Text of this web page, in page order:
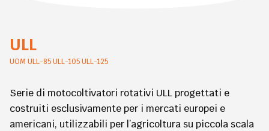
ULL
UOM ULL-85 ULL-105 ULL-125
Serie di motocoltivatori rotativi ULL progettati e
costruiti esclusivamente per i mercati europei e
americani, utilizzabili per l’agricoltura su piccola scala